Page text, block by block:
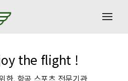
the flight !
한, 항공 스포츠 전문기관